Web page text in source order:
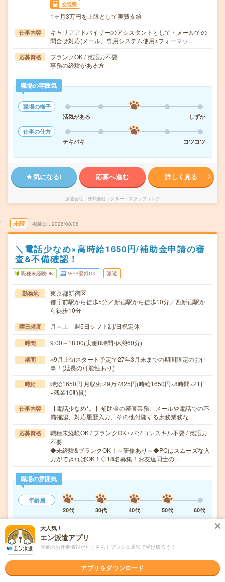
交通費
1ヶ月3万円を上限として実費支給
仕事内容
キャリアアドバイザーのアシスタントとして・メールでの
問合せ対応(メール、専用システム使用※フォーマッ…
応募資格
ブランクOK / 英語力不要
事務の経験がある方
職場の雰囲気
職場の様子
活気がある
しずか
仕事の仕方
テキパキ
コツコツ
気になる! 応募へ進む 詳しく見る
派遣会社 株式会社リクルートスタッフィング
未読 掲載日 2026/08/08
＼電話少なめ×高時給1650円/補助金申請の審
査&不備確認！
職種未経験OK WEB登録OK 派遣
勤務地
東京都新宿区
都庁前駅から徒歩5分／新宿駅から徒歩10分／西新宿駅か
ら徒歩10分
曜日頻度 月～土 週5日シフト制/日祝定休
時間 9:00～18:00(実働8時間/休憩60分)
期間
※9月上旬スタート予定で27年3月末までの期間限定のお仕
事！(延長の可能性あり)
時給
時給1650円 月収例:29万7825円(時給1650円×8時間×21日
+残業10時間)
仕事内容
【電話少なめ*。】補助金の審査業務、メールや電話での不
備確認、対応履歴入力、その他付随する庶務業務な…
応募資格
職種未経験OK / ブランクOK / パソコンスキル不要 / 英語力
不要
◆未経験&ブランクOK！～研修あり～◆PCはスムーズな入
力ができればOK！◇18名募集！お友達同士の…
職場の雰囲気
年齢層
20代
30代 40代 50代
60代
職場の様子
活気がある
大人気！
エン派遣アプリ
派遣のお仕事情報がたくさん！プッシュ通知で受け取ろう！
アプリをダウンロード